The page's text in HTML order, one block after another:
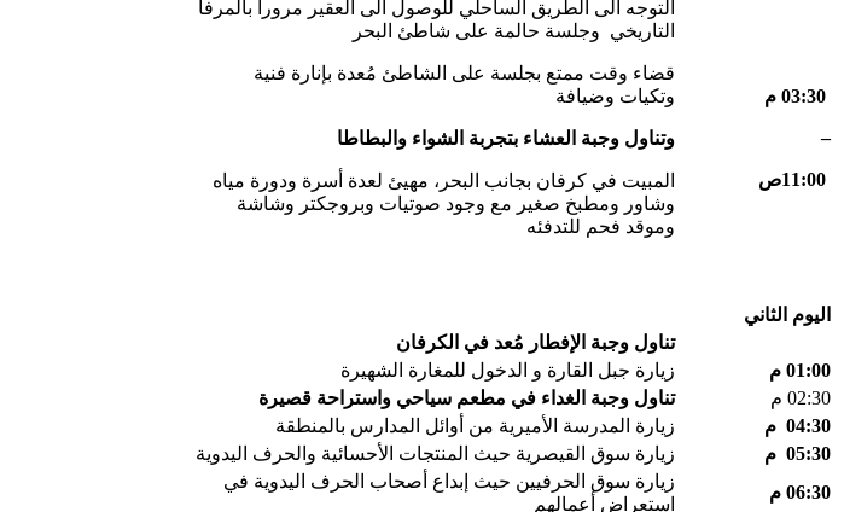
03:30 م
–
ص
التوجه الى الطريق الساحلي للوصول الى العقير مرورا بالمرفأ
التاريخي وجلسة حالمة على شاطئ البحر
قضاء وقت ممتع بجلسة على الشاطئ مُعدة بإنارة فنية
وتكيات وضيافة
وتناول وجبة العشاء بتجربة الشواء والبطاطا
المبيت في كرفان بجانب البحر، مهيئ لعدة أسرة ودورة مياه
وشاور ومطبخ صغير مع وجود صوتيات وبروجكتر وشاشة
وموقد فحم للتدفئه
اليوم الثاني
تناول وجبة الإفطار مُعد في الكرفان
01:00 م
زيارة جبل القارة و الدخول للمغارة الشهيرة
02:30 م
تناول وجبة الغداء في مطعم سياحي واستراحة قصيرة
04:30 م
زيارة المدرسة الأميرية من أوائل المدارس بالمنطقة
05:30 م
زيارة سوق القيصرية حيث المنتجات الأحسائية والحرف اليدوية
06:30 م
زيارة سوق الحرفيين حيث إبداع أصحاب الحرف اليدوية في
استعراض أعمالهم